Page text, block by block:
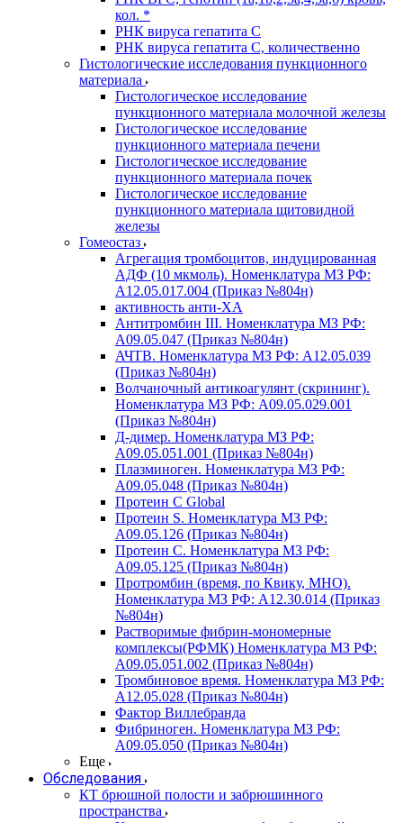
кол. *
РНК вируса гепатита C
РНК вируса гепатита C, количественно
Гистологические исследования пункционного
материала
Гистологическое исследование
пункционного материала молочной железы
Гистологическое исследование
пункционного материала печени
Гистологическое исследование
пункционного материала почек
Гистологическое исследование
пункционного материала щитовидной
железы
Гомеостаз
Агрегация тромбоцитов, индуцированная
АДФ (10 мкмоль). Номенклатура МЗ РФ:
A12.05.017.004 (Приказ №804н)
активность анти-ХА
Антитромбин III. Номенклатура МЗ РФ:
A09.05.047 (Приказ №804н)
АЧТВ. Номенклатура МЗ РФ: A12.05.039
(Приказ №804н)
Волчаночный антикоагулянт (скрининг).
Номенклатура МЗ РФ: A09.05.029.001
(Приказ №804н)
Д-димер. Номенклатура МЗ РФ:
A09.05.051.001 (Приказ №804н)
Плазминоген. Номенклатура МЗ РФ:
A09.05.048 (Приказ №804н)
Протеин C Global
Протеин S. Номенклатура МЗ РФ:
A09.05.126 (Приказ №804н)
Протеин С. Номенклатура МЗ РФ:
A09.05.125 (Приказ №804н)
Протромбин (время, по Квику, МНО).
Номенклатура МЗ РФ: A12.30.014 (Приказ
№804н)
Растворимые фибрин-мономерные
комплексы(РФМК) Номенклатура МЗ РФ:
A09.05.051.002 (Приказ №804н)
Тромбиновое время. Номенклатура МЗ РФ:
A12.05.028 (Приказ №804н)
Фактор Виллебранда
Фибриноген. Номенклатура МЗ РФ:
A09.05.050 (Приказ №804н)
Еще
Обследования
КТ брюшной полости и забрюшинного
пространства